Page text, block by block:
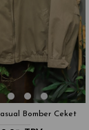
90's Hawaii